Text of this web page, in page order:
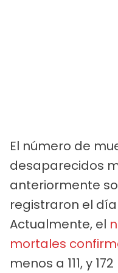
El número de
desaparecidos
anteriormente
registraron el
Actualmente, el
mortales
menos a 111, y